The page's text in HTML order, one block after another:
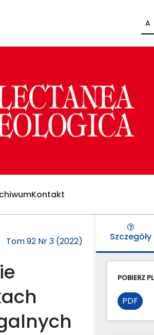
A
Kontakt
Tom 92 Nr 3 (2022) Szczegóły
POBIERZ
PDF